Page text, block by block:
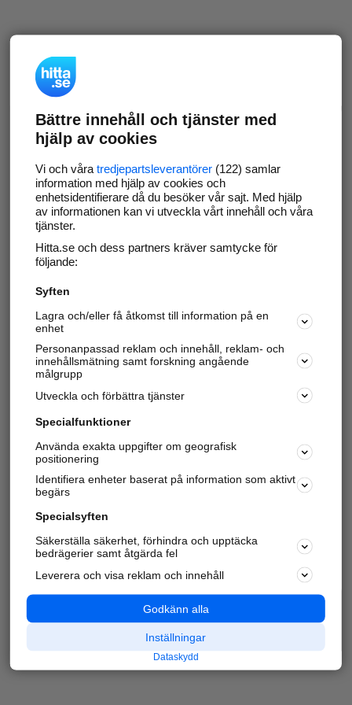
Bättre innehåll och tjänster med
hjälp av cookies
Vi och våra tredjepartsleverantörer(122) samlar
information med hjälp av cookies och
enhetsidentifierare då du besöker vår sajt. Med hjälp
av informationen kan vi utveckla vårt innehåll och våra
tjänster.
Hitta.se och dess partners kräver samtycke för
följande:
Syften
Lagra och/eller få åtkomst till information på en
enhet
Personanpassad reklam och innehåll, reklam- och
innehållsmätning samt forskning angående
målgrupp
Utveckla och förbättra tjänster
Specialfunktioner
Använda exakta uppgifter om geografisk
positionering
Identifiera enheter baserat på information som aktivt
begärs
Specialsyften
Säkerställa säkerhet, förhindra och upptäcka
bedrägerier samt åtgärda fel
Leverera och visa reklam och innehåll
Godkänn alla
Inställningar
Dataskydd